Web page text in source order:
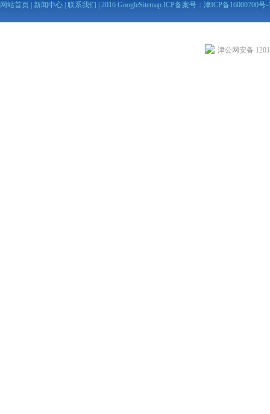
网站首页
新闻中心 联系我们 | 2016 GoogleSitemap ICP备案号： 津ICP备16000700号-
津公网安备